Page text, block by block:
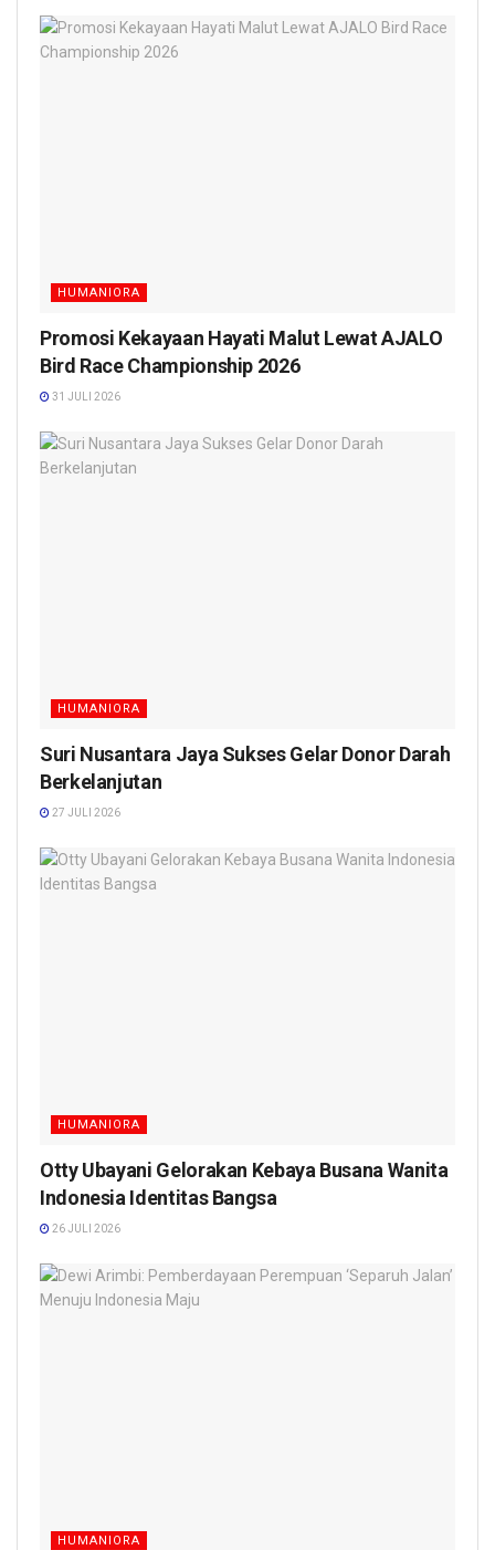
HUMANIORA
Promosi Kekayaan Hayati Malut Lewat AJALO
Bird Race Championship 2026
31 JULI 2026
HUMANIORA
Suri Nusantara Jaya Sukses Gelar Donor Darah
Berkelanjutan
27 JULI 2026
HUMANIORA
Otty Ubayani Gelorakan Kebaya Busana Wanita
Indonesia Identitas Bangsa
26 JULI 2026
HUMANIORA